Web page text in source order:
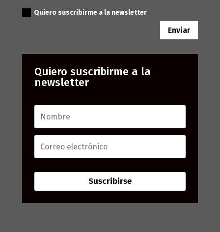
Quiero suscribirme a la newsletter
Enviar
Quiero suscribirme a la
newsletter
Suscribirse